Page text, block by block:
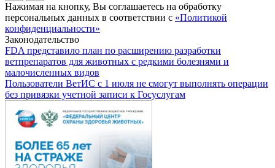
Нажимая на кнопку, Вы соглашаетесь на обработку
персональных данных в соответствии с «Политикой
конфиденциальности»
Законодательство
FDA представило план по расширению разработки
ветпрепаратов для животных с редкими болезнями и
малочисленных видов
Пользователи ВетИС с 1 июля не смогут выполнять операции
без привязки учетной записи к Госуслугам